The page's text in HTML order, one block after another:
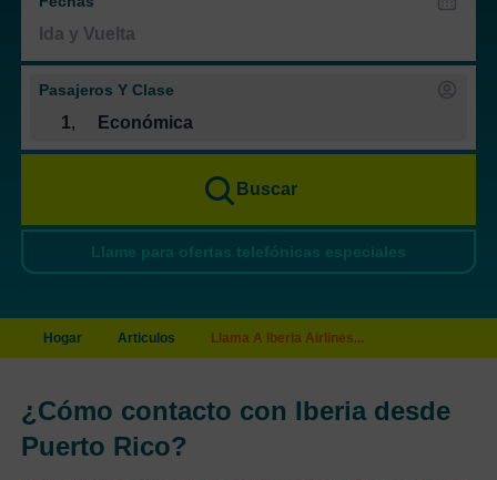
Pasajeros Y Clase
1, Económica
Buscar
Llame para ofertas telefónicas especiales
Hogar Articulos Llama A Iberia Airlines...
¿Cómo contacto con Iberia desde
Puerto Rico?